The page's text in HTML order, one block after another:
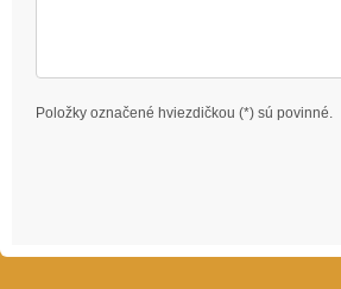
Položky označené hviezdičkou (*) sú povinné.